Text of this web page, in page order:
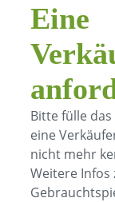
Eine
Bitte fülle
eine
nicht mehr
Weitere Infos